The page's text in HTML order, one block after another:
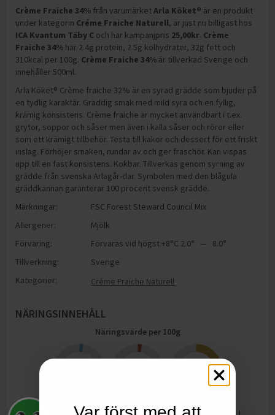
Crème Fraiche 34% från varumärketArla Köket® är en produkt
under kategorin Créme Fraiche Naturell, är just nu billigast hos
ICA Kvantum Täby C och har kampanjpris 25,00kr. Crème
Fraiche 34% har 2.4g protein, 2.5g kolhydrater, 32g fett och
310kcal per 100g. Crème Fraiche 34% är tillverkad Sverige och
innehåller 500ml.
Arla Köket® Crème fraiche 32% är en syrad grädde som bjuder på
en tydlig karaktär. Gräddig smak med mild syra och en fyllig,
krämig konsistens. Crème fraiche är mycket användbart i t.ex.
grytor, soppor och såser men även i kalla såser och röror eller
som ett krämigt tillbehör. Testa till kakor och dessert för ett friskt
inslag. Förhöjer smaken, rundar av och ger fräschör. Kan vispas
upp till en fast konsistens. Kokbar. Tillverkas genom syrning av
grädde från svenska Arlagår-dar. Symbolen med den blågula
gräddkannan garanterar 100 procent svensk grädde.
Märkningar:
FSC Forest Steward Council Mix
Allergener:
Mjölk
Förvaring:
Förvaras vid högst +8°C 2.0° — 8.0°
Tillverkning:
Sverige
Kategorier:
Créme Fraiche Naturell
NÄRINGSINNEHÅLL
Näringsvärde per 100g